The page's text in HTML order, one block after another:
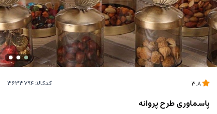
کدکالا:
پاسماوری طرح پروانه